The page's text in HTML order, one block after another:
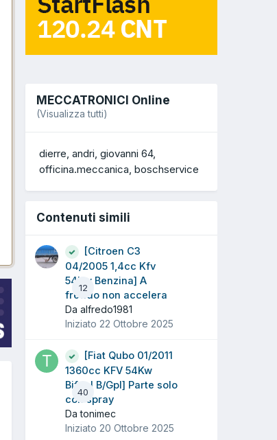
MECCATRONICI Online
(Visualizza tutti)
dierre andri giovanni 64
officina.meccanica boschservice
Contenuti simili
12
[Citroen C3
04/2005 1,4cc Kfv
54Kw Benzina] A
freddo non accelera
Da alfredo1981
Iniziato 22 Ottobre 2025
40
[Fiat Qubo 01/2011
1360cc KFV 54Kw
Bifuel B/Gpl] Parte solo
con spray
Da tonimec
Iniziato 20 Ottobre 2025